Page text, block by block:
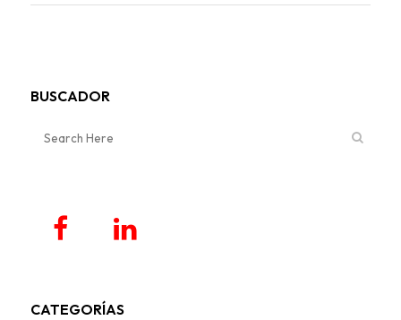
BUSCADOR
CATEGORÍAS